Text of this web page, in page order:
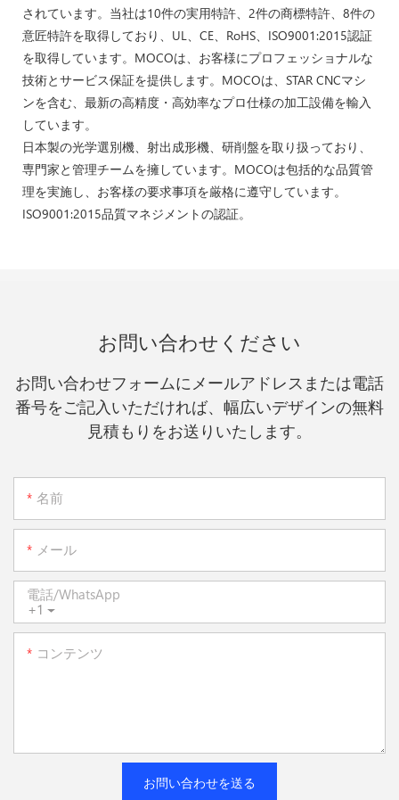
されています。当社は10件の実用特許、2件の商標特許、8件の
意匠特許を取得しており、UL、CE、RoHS、ISO9001:2015認証
を取得しています。MOCOは、お客様にプロフェッショナルな
技術とサービス保証を提供します。MOCOは、STAR CNCマシ
ンを含む、最新の高精度・高効率なプロ仕様の加工設備を輸入
しています。
日本製の光学選別機、射出成形機、研削盤を取り扱っており、
専門家と管理チームを擁しています。MOCOは包括的な品質管
理を実施し、お客様の要求事項を厳格に遵守しています。
ISO9001:2015品質マネジメントの認証。
お問い合わせください
お問い合わせフォームにメールアドレスまたは電話
番号をご記入いただければ、幅広いデザインの無料
見積もりをお送りいたします。
名前
メール
+1
電話/WhatsApp
コンテンツ
お問い合わせを送る